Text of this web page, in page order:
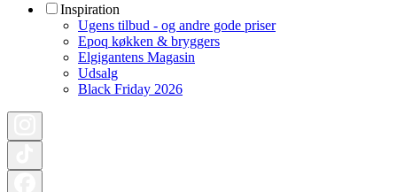
Inspiration
Ugens tilbud - og andre gode priser
Epoq køkken & bryggers
Elgigantens Magasin
Udsalg
Black Friday 2026